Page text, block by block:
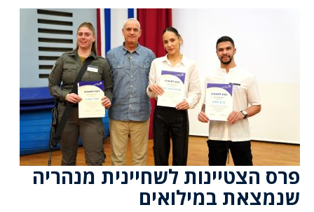
פרס הצטיינות לשחיינית מנהריה
שנמצאת במילואים